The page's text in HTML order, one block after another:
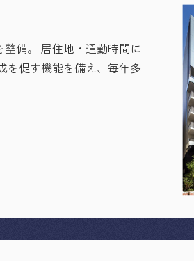
備。 居住地・通勤時間に
を促す機能を備え、毎年多